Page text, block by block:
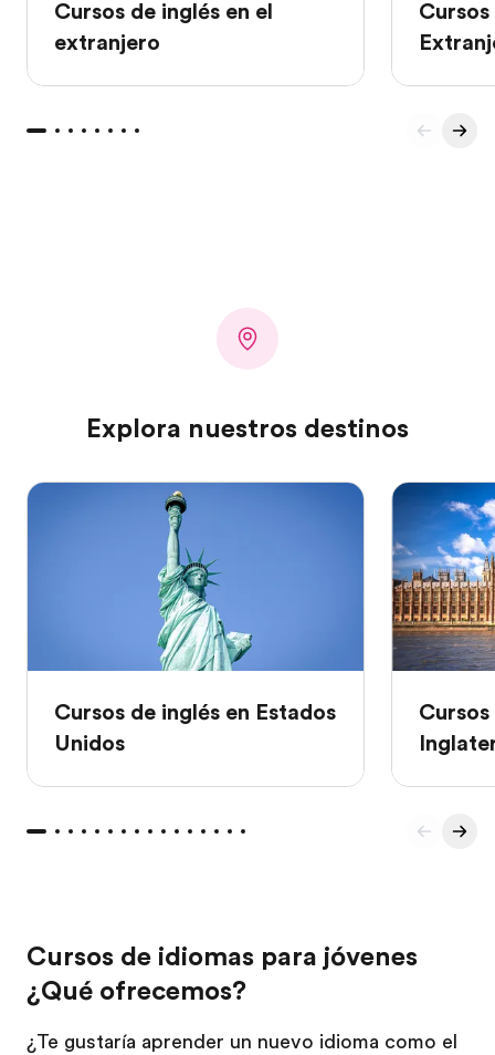
Cursos de inglés en el
extranjero
Explora nuestros destinos
Cursos de inglés en Estados
Unidos
Cursos de idiomas para jóvenes
¿Qué ofrecemos?
¿Te gustaría aprender un nuevo idioma como el